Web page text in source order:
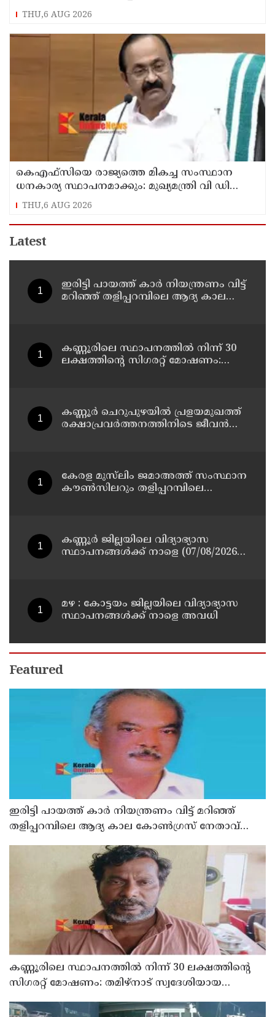
THU,6 AUG 2026
കെഎഫ്‌സിയെ രാജ്യത്തെ മികച്ച സംസ്ഥാന
ധനകാര്യ സ്ഥാപനമാക്കും: മുഖ്യമന്ത്രി വി ഡി
സതീശൻ
THU,6 AUG 2026
Latest
ഇരിട്ടി പായത്ത് കാർ നിയന്ത്രണം വിട്ട്
മറിഞ്ഞ് തളിപ്പറമ്പിലെ ആദ്യ കാല
കണ്ണൂരിലെ സ്ഥാപനത്തിൽ നിന്ന് 30
ലക്ഷത്തിന്റെ സിഗരറ്റ് മോഷണം:
കണ്ണൂർ ചെറുപുഴയിൽ പ്രളയമുഖത്ത്
രക്ഷാപ്രവർത്തനത്തിനിടെ ജീവൻ
കേരള മുസ്‌ലിം ജമാഅത്ത് സംസ്ഥാന
കൗൺസിലറും തളിപ്പറമ്പിലെ
കണ്ണൂർ ജില്ലയിലെ വിദ്യാഭ്യാസ
സ്ഥാപനങ്ങള്‍ക്ക് നാളെ (07/08/2026),
മഴ : കോട്ടയം ജില്ലയിലെ വിദ്യാഭ്യാസ
സ്ഥാപനങ്ങൾക്ക് നാളെ അവധി
Featured
ഇരിട്ടി പായത്ത് കാർ നിയന്ത്രണം വിട്ട് മറിഞ്ഞ്
തളിപ്പറമ്പിലെ ആദ്യ കാല കോണ്‍ഗ്രസ് നേതാവ്
മരിച്ചു
കണ്ണൂരിലെ സ്ഥാപനത്തിൽ നിന്ന് 30 ലക്ഷത്തിന്റെ
സിഗരറ്റ് മോഷണം: തമിഴ്‌നാട് സ്വദേശിയായ
സെയിൽസ്മാൻ തെങ്കാശിയിൽ പിടിയിൽ